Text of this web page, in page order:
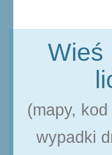
Wieś
(mapy,
wypadki